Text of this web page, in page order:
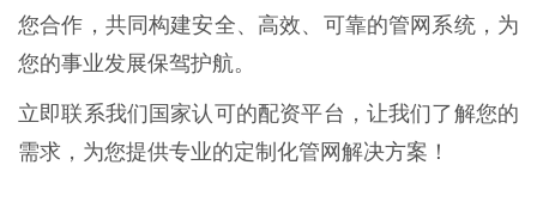
您合作，共同构建安全、高效、可靠的管网系统，为
您的事业发展保驾护航。
立即联系我们国家认可的配资平台，让我们了解您的
需求，为您提供专业的定制化管网解决方案！